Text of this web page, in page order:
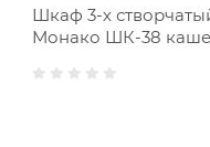
Шкаф 3-х
Монако ШК-38